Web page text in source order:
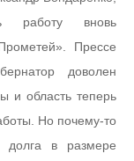
работу вновь
Прессе
доволен
и область теперь
Но почему-то
долга в размере